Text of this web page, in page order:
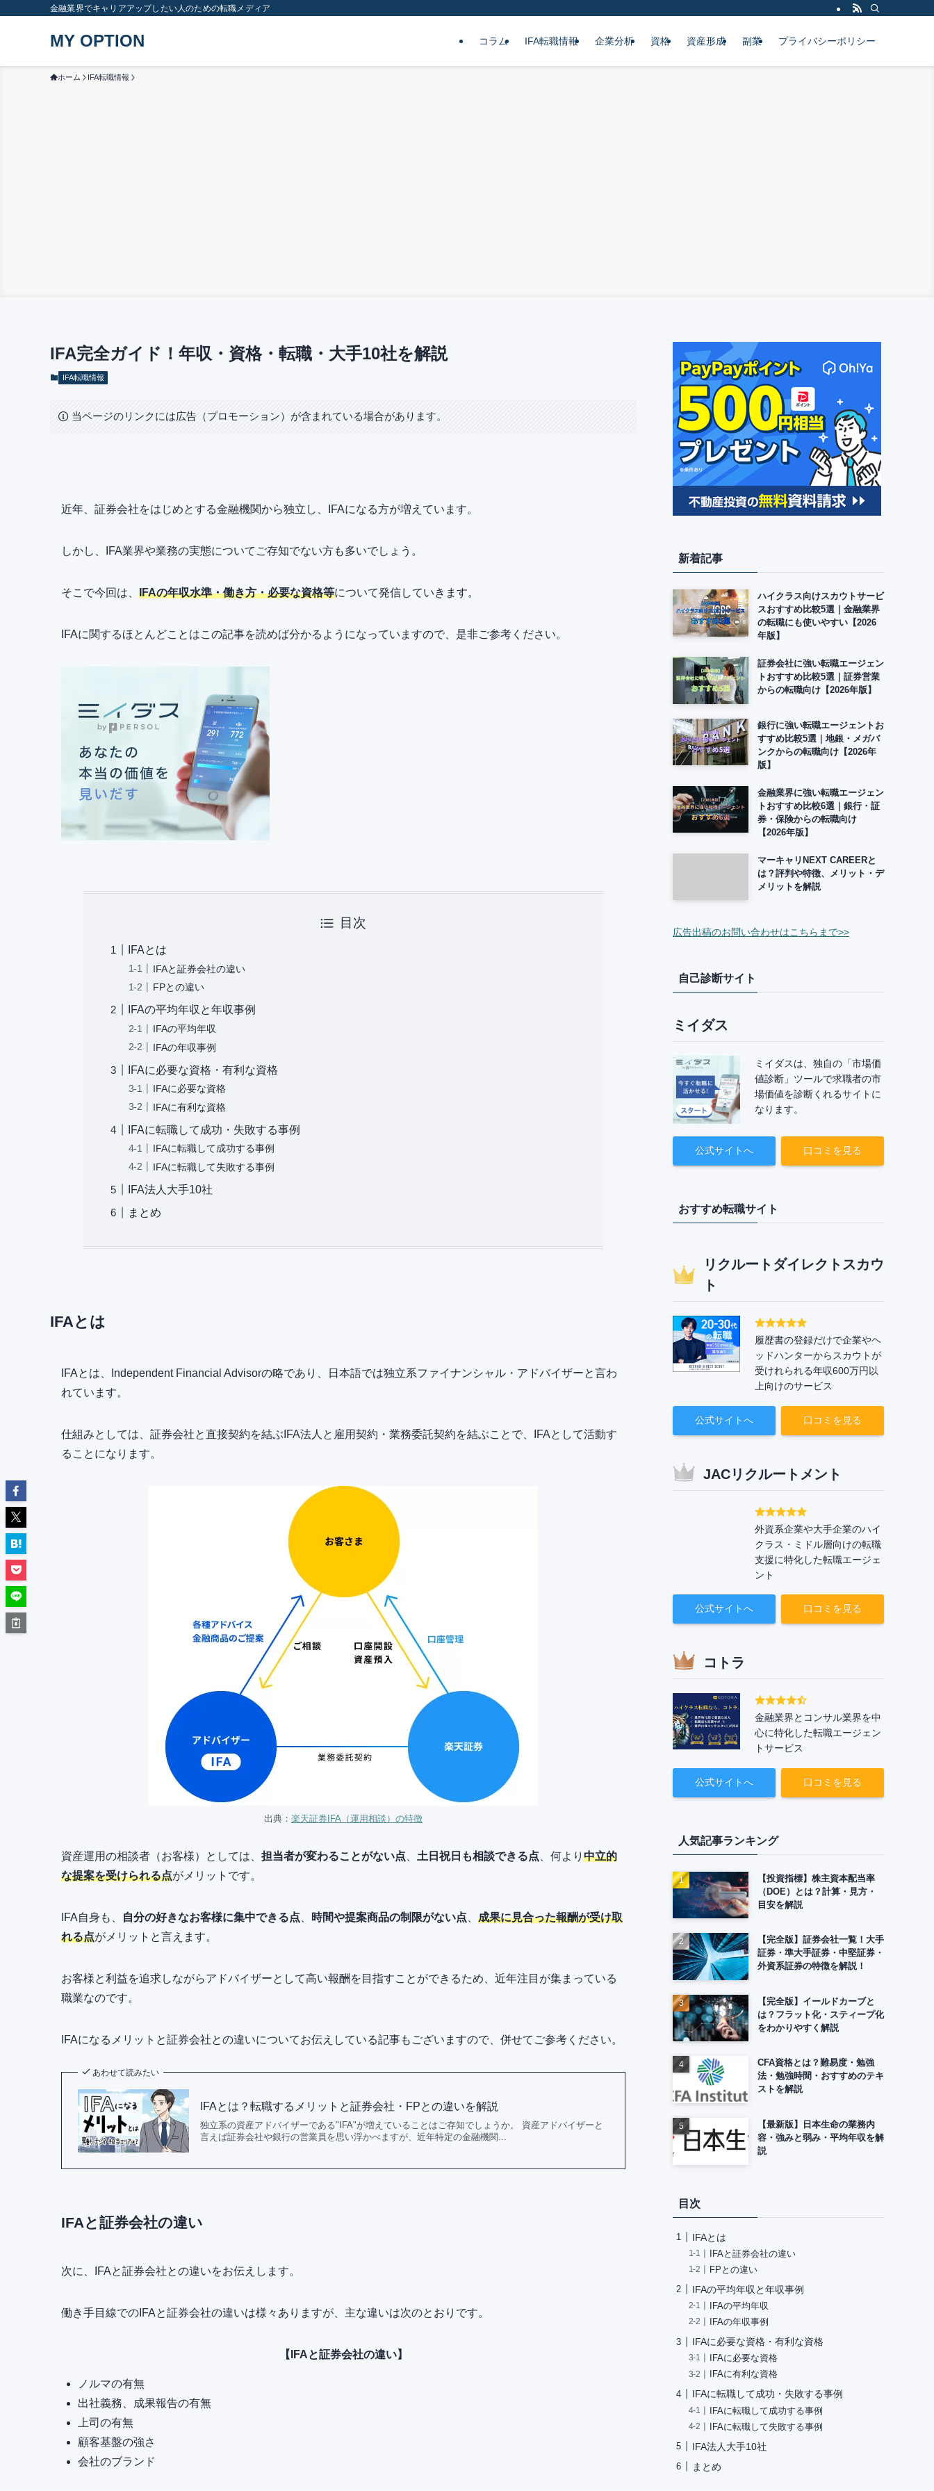
金融業界でキャリアアップしたい人のための転職メディア
MY OPTION コラム IFA転職情報 企業分析 資格 資産形成 副業 プライバシーポリシー
ホーム IFA転職情報
IFA完全ガイド！年収・資格・転職・大手10社を解説
IFA転職情報
当ページのリンクには広告（プロモーション）が含まれている場合があります。
近年、証券会社をはじめとする金融機関から独立し、IFAになる方が増えています。
しかし、IFA業界や業務の実態についてご存知でない方も多いでしょう。
そこで今回は、 IFAの年収水準・働き方・必要な資格等について発信していきます。
IFAに関するほとんどことはこの記事を読めば分かるようになっていますので、是非ご参考ください。
目次
IFAとは
IFAと証券会社の違い
FPとの違い
IFAの平均年収と年収事例
IFAの平均年収
IFAの年収事例
IFAに必要な資格・有利な資格
IFAに必要な資格
IFAに有利な資格
IFAに転職して成功・失敗する事例
IFAに転職して成功する事例
IFAに転職して失敗する事例
IFA法人大手10社
まとめ
IFAとは
IFAとは、Independent Financial Advisorの略であり、日本語では独立系ファイナンシャル・アドバイザーと言わ
れています。
仕組みとしては、証券会社と直接契約を結ぶIFA法人と雇用契約・業務委託契約を結ぶことで、IFAとして活動す
ることになります。
出典： 楽天証券IFA（運用相談）の特徴
資産運用の相談者（お客様）としては、 担当者が変わることがない点 土日祝日も相談できる点 、何より 中立的
な提案を受けられる点がメリットです。
IFA自身も、 自分の好きなお客様に集中できる点 時間や提案商品の制限がない点
成果に見合った報酬が受け取
れる点がメリットと言えます。
お客様と利益を追求しながらアドバイザーとして高い報酬を目指すことができるため、近年注目が集まっている
職業なのです。
IFAになるメリットと証券会社との違いについてお伝えしている記事もございますので、併せてご参考ください。
あわせて読みたい
IFAとは？転職するメリットと証券会社・FPとの違いを解説
独立系の資産アドバイザーである"IFA"が増えていることはご存知でしょうか。 資産アドバイザーと
言えば証券会社や銀行の営業員を思い浮かべますが、近年特定の金融機関...
IFAと証券会社の違い
次に、IFAと証券会社との違いをお伝えします。
働き手目線でのIFAと証券会社の違いは様々ありますが、主な違いは次のとおりです。
【IFAと証券会社の違い】
ノルマの有無
出社義務、成果報告の有無
上司の有無
顧客基盤の強さ
会社のブランド
新着記事
ハイクラス向けスカウトサービ
スおすすめ比較5選｜金融業界
の転職にも使いやすい【2026
年版】
証券会社に強い転職エージェン
トおすすめ比較5選｜証券営業
からの転職向け【2026年版】
銀行に強い転職エージェントお
すすめ比較5選｜地銀・メガバ
ンクからの転職向け【2026年
版】
金融業界に強い転職エージェン
トおすすめ比較6選｜銀行・証
券・保険からの転職向け
【2026年版】
マーキャリNEXT CAREERと
は？評判や特徴、メリット・デ
メリットを解説
広告出稿のお問い合わせはこちらまで>>
自己診断サイト
ミイダス
ミイダスは、独自の「市場価
値診断」ツールで求職者の市
場価値を診断くれるサイトに
なります。
公式サイトへ 口コミを見る
おすすめ転職サイト
リクルートダイレクトスカウ
ト
履歴書の登録だけで企業やヘ
ッドハンターからスカウトが
受けれられる年収600万円以
上向けのサービス
公式サイトへ 口コミを見る
JACリクルートメント
外資系企業や大手企業のハイ
クラス・ミドル層向けの転職
支援に特化した転職エージェ
ント
公式サイトへ 口コミを見る
コトラ
金融業界とコンサル業界を中
心に特化した転職エージェン
トサービス
公式サイトへ 口コミを見る
人気記事ランキング
【投資指標】株主資本配当率
（DOE）とは？計算・見方・
目安を解説
【完全版】証券会社一覧！大手
証券・準大手証券・中堅証券・
外資系証券の特徴を解説！
【完全版】イールドカーブと
は？フラット化・スティープ化
をわかりやすく解説
CFA資格とは？難易度・勉強
法・勉強時間・おすすめのテキ
ストを解説
【最新版】日本生命の業務内
容・強みと弱み・平均年収を解
説
目次
IFAとは
IFAと証券会社の違い
FPとの違い
IFAの平均年収と年収事例
IFAの平均年収
IFAの年収事例
IFAに必要な資格・有利な資格
IFAに必要な資格
IFAに有利な資格
IFAに転職して成功・失敗する事例
IFAに転職して成功する事例
IFAに転職して失敗する事例
IFA法人大手10社
まとめ